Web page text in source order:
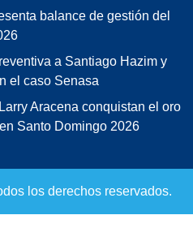
balance de gestión del
a Santiago Hazim y
el caso Senasa
Aracena conquistan el oro
Santo Domingo 2026
los derechos reservados.